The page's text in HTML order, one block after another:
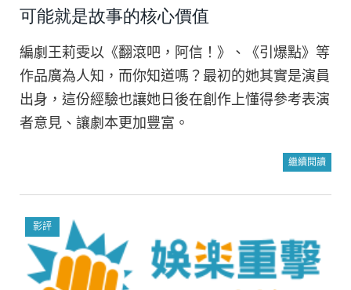
可能就是故事的核心價值
編劇王莉雯以《翻滾吧，阿信！》、《引爆點》等
作品廣為人知，而你知道嗎？最初的她其實是演員
出身，這份經驗也讓她日後在創作上懂得參考表演
者意見、讓劇本更加豐富。
繼續閱讀
影評